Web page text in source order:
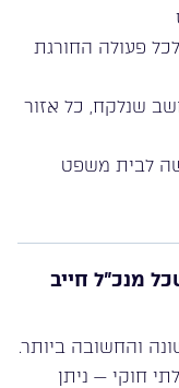
פעולה החורגת
שנלקח, כל אזור
לבית משפט
— 5 נקודות שכל מנכ”ל חייב
והחשובה ביותר.
חוקי — ניתן